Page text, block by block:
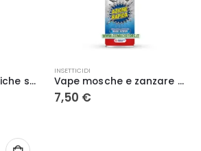
Scarafaggi e formiche spray 400 ml Vape
INSETTICIDI
Vape mosche e zanzare azione rapida 400 ml
7,50 €